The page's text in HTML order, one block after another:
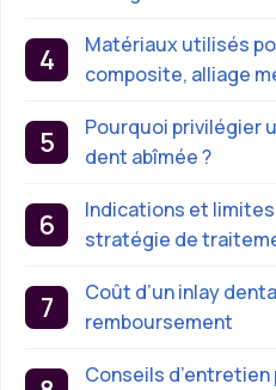
Matériaux utilisés
composite, alliage
Pourquoi privilégier
dent abîmée ?
Indications et limites
stratégie de
Coût d’un inlay
remboursement
Conseils